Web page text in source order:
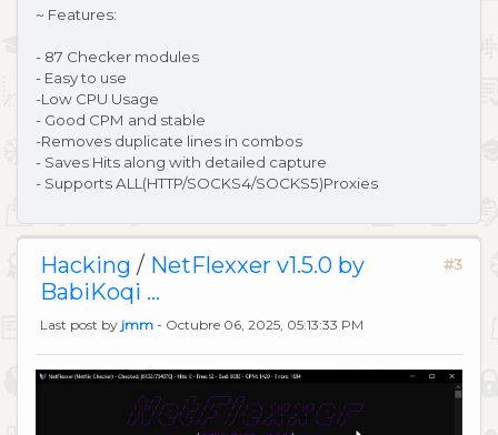
~ Features:
- 87 Checker modules
- Easy to use
-Low CPU Usage
- Good CPM and stable
-Removes duplicate lines in combos
- Saves Hits along with detailed capture
- Supports ALL(HTTP/SOCKS4/SOCKS5)Proxies
#3
Hacking / NetFlexxer v1.5.0 by
BabiKoqi ...
Last post by jmm - Octubre 06, 2025, 05:13:33 PM